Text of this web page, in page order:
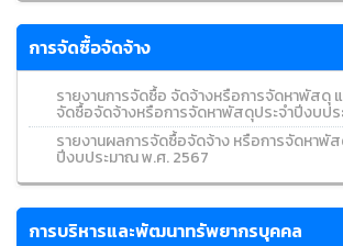
การจัดซื้อจัดจ้าง
รายงานการจัดซื้อ จัดจ้างหรือการจัดหาพัสดุ แ
จัดซื้อจัดจ้างหรือการจัดหาพัสดุประจำปีงบป
รายงานผลการจัดซื้อจัดจ้าง หรือการจัดหาพั
ปีงบประมาณ พ.ศ. 2567
การบริหารและพัฒนาทรัพยากรบุคคล